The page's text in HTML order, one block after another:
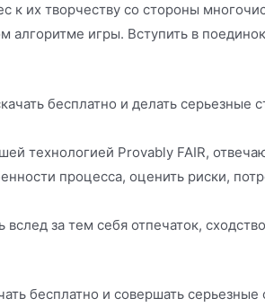
к их творчеству со стороны
алгоритме игры. Вступить в
бесплатно и делать серьезные
технологией Provably FAIR,
процесса, оценить риски,
вслед за тем себя отпечаток,
бесплатно и совершать серьезные